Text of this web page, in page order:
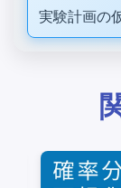
実験計画の